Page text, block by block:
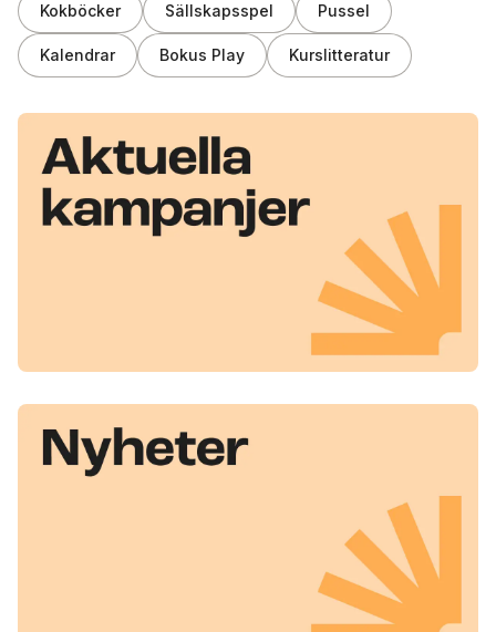
Kokböcker Sällskapsspel Pussel
Kalendrar Bokus Play Kurslitteratur